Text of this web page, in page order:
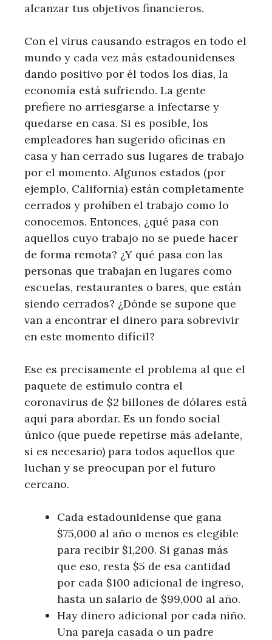
alcanzar tus objetivos financieros.
Con el virus causando estragos en todo el
mundo y cada vez más estadounidenses
dando positivo por él todos los días, la
economía está sufriendo. La gente
prefiere no arriesgarse a infectarse y
quedarse en casa. Si es posible, los
empleadores han sugerido oficinas en
casa y han cerrado sus lugares de trabajo
por el momento. Algunos estados (por
ejemplo, California) están completamente
cerrados y prohíben el trabajo como lo
conocemos. Entonces, ¿qué pasa con
aquellos cuyo trabajo no se puede hacer
de forma remota? ¿Y qué pasa con las
personas que trabajan en lugares como
escuelas, restaurantes o bares, que están
siendo cerrados? ¿Dónde se supone que
van a encontrar el dinero para sobrevivir
en este momento difícil?
Ese es precisamente el problema al que el
paquete de estímulo contra el
coronavirus de $2 billones de dólares está
aquí para abordar. Es un fondo social
único (que puede repetirse más adelante,
si es necesario) para todos aquellos que
luchan y se preocupan por el futuro
cercano.
Cada estadounidense que gana
$75,000 al año o menos es elegible
para recibir $1,200. Si ganas más
que eso, resta $5 de esa cantidad
por cada $100 adicional de ingreso,
hasta un salario de $99,000 al año.
Hay dinero adicional por cada niño.
Una pareja casada o un padre